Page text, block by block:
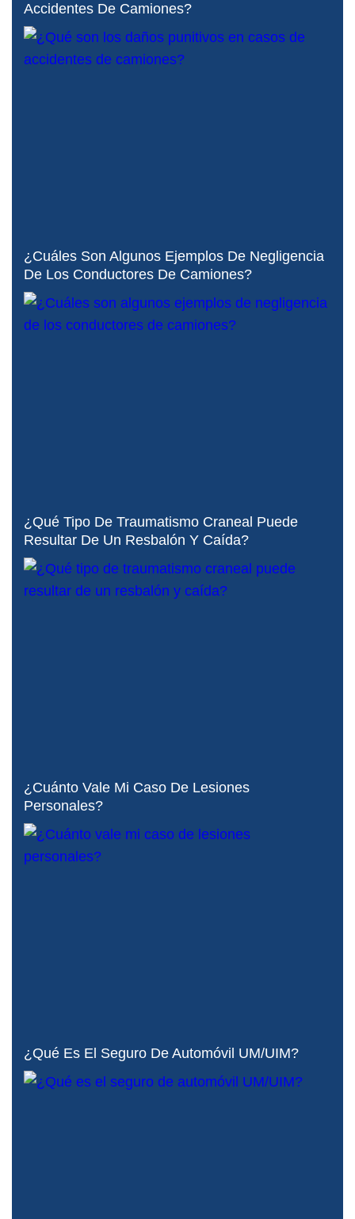
Accidentes De Camiones?
¿Cuáles Son Algunos Ejemplos De Negligencia
De Los Conductores De Camiones?
¿Qué Tipo De Traumatismo Craneal Puede
Resultar De Un Resbalón Y Caída?
¿Cuánto Vale Mi Caso De Lesiones
Personales?
¿Qué Es El Seguro De Automóvil UM/UIM?